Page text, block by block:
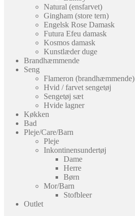
Natural (ensfarvet)
Gingham (store tern)
Engelsk Rose Damask
Futura Efeu damask
Kosmos damask
Kunstlæder duge
Brandhæmmende
Seng
Flameron (brandhæmmende)
Hvid / farvet sengetøj
Sengetøj sæt
Hvide lagner
Køkken
Bad
Pleje/Care/Barn
Pleje
Inkontinensundertøj
Dame
Herre
Børn
Mor/Barn
Stofbleer
Outlet